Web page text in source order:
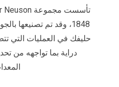
1848، وقد تم تصنيعها
حليفك في العمليات التي
دراية بما تواجهه من